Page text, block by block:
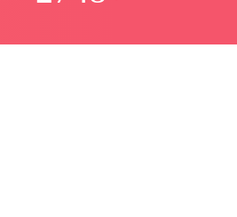
评论文章：